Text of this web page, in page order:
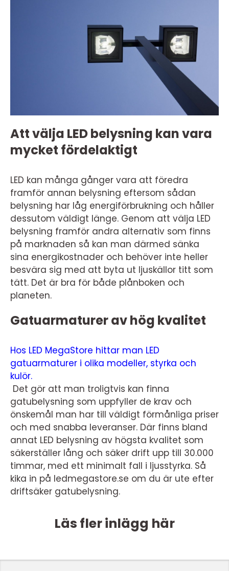
Att välja LED belysning kan vara
mycket fördelaktigt
LED kan många gånger vara att föredra
framför annan belysning eftersom sådan
belysning har låg energiförbrukning och håller
dessutom väldigt länge. Genom att välja LED
belysning framför andra alternativ som finns
på marknaden så kan man därmed sänka
sina energikostnader och behöver inte heller
besvära sig med att byta ut ljuskällor titt som
tätt. Det är bra för både plånboken och
planeten.
Gatuarmaturer av hög kvalitet
Hos LED MegaStore hittar man LED
gatuarmaturer i olika modeller, styrka och
kulör.
Det gör att man troligtvis kan finna
gatubelysning som uppfyller de krav och
önskemål man har till väldigt förmånliga priser
och med snabba leveranser. Där finns bland
annat LED belysning av högsta kvalitet som
säkerställer lång och säker drift upp till 30.000
timmar, med ett minimalt fall i ljusstyrka. Så
kika in på ledmegastore.se om du är ute efter
driftsäker gatubelysning.
Läs fler inlägg här